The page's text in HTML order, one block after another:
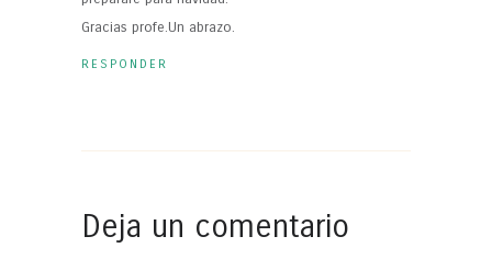
Gracias profe.Un abrazo.
RESPONDER
Deja un comentario